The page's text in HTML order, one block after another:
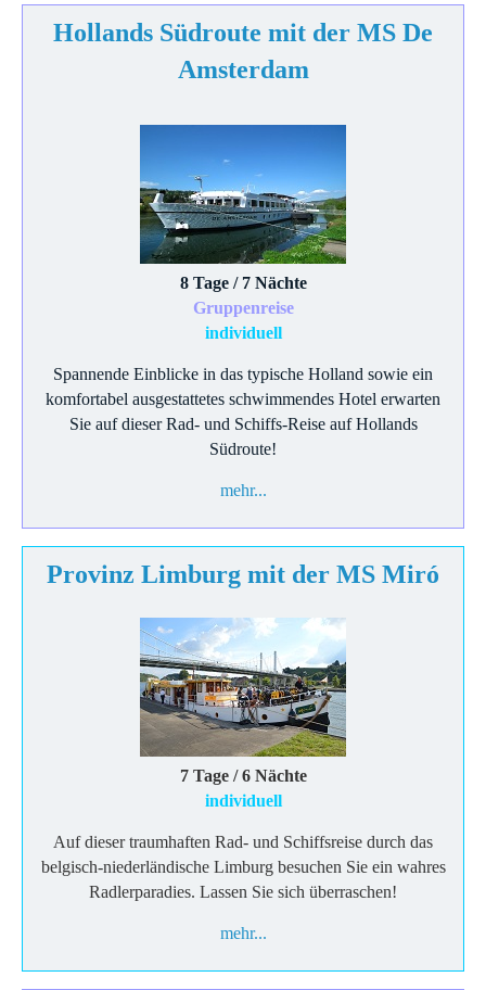
Hollands Südroute mit der MS De
Amsterdam
8 Tage / 7 Nächte
Gruppenreise
individuell
Spannende Einblicke in das typische Holland sowie ein
komfortabel ausgestattetes schwimmendes Hotel erwarten
Sie auf dieser Rad- und Schiffs-Reise auf Hollands
Südroute!
mehr...
Provinz Limburg mit der MS Miró
7 Tage / 6 Nächte
individuell
Auf dieser traumhaften Rad- und Schiffsreise durch das
belgisch-niederländische Limburg besuchen Sie ein wahres
Radlerparadies. Lassen Sie sich überraschen!
mehr...